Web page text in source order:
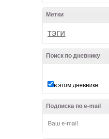
Метки
тэги
Поиск по дневнику
в этом дневнике
Подписка по e-mail